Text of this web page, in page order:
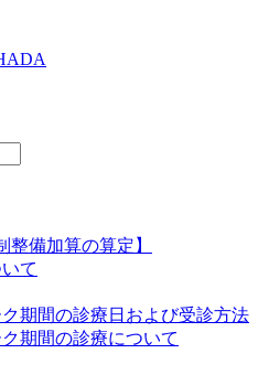
整備加算の算定】
て
期間の診療日および受診方法
期間の診療について